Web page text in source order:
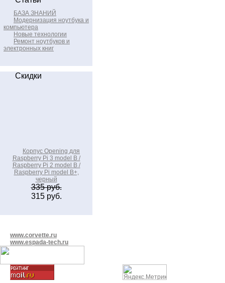
БАЗА ЗНАНИЙ
Модернизация ноутбука и
компьютера
Новые технологии
Ремонт ноутбуков и
электронных книг
Скидки
Корпус Opening для
Raspberry Pi 3 model B /
Raspberry Pi 2 model B /
Raspberry Pi model B+,
черный
335 руб.
315 руб.
www.corvette.ru
www.espada-tech.ru